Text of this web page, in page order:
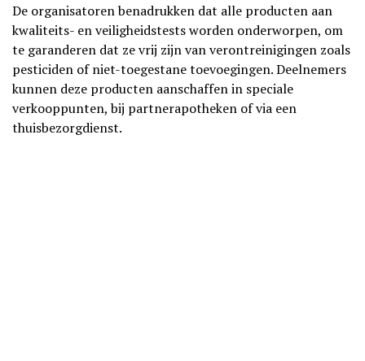
De organisatoren benadrukken dat alle producten aan
kwaliteits- en veiligheidstests worden onderworpen, om
te garanderen dat ze vrij zijn van verontreinigingen zoals
pesticiden of niet-toegestane toevoegingen. Deelnemers
kunnen deze producten aanschaffen in speciale
verkooppunten, bij partnerapotheken of via een
thuisbezorgdienst.